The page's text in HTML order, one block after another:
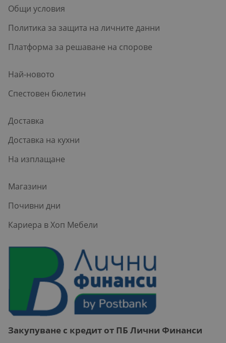
Общи условия
Политика за защита на личните данни
Платформа за решаване на спорове
Най-новото
Спестовен бюлетин
Доставка
Доставка на кухни
На изплащане
Магазини
Почивни дни
Кариера в Хоп Мебели
Закупуване с кредит от ПБ Лични Финанси